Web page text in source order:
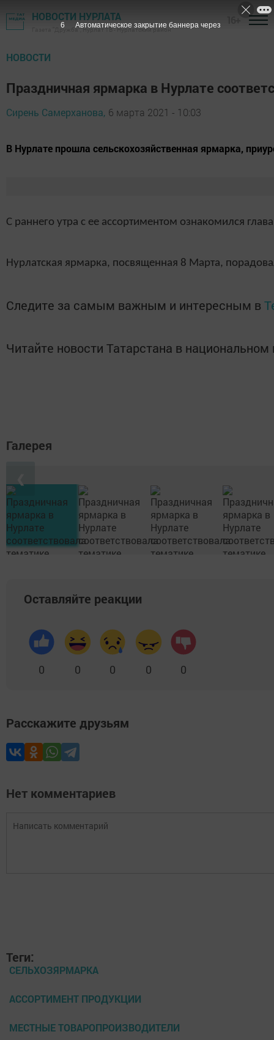
НОВОСТИ НУРЛАТА
Газета "Дружба", Нурлат ТВ - Нурлатский район
НОВОСТИ
Праздничная ярмарка в Нурлате
Сирень Самерханова, 6 марта 2021 - 10:03
​​​​​​​В Нурлате прошла сельскохозяйственная ярмарка,
С раннего утра с ее ассортиментом ознакомился
Нурлатская ярмарка, посвященная 8 Марта,
Следите за самым важным и интересным в
Читайте новости Татарстана в
Галерея
Оставляйте реакции
0 0 0 0 0
Расскажите друзьям
Нет комментариев
Теги:
СЕЛЬХОЗЯРМАРКА
АССОРТИМЕНТ ПРОДУКЦИИ
МЕСТНЫЕ ТОВАРОПРОИЗВОДИТЕЛИ
5 Автоматическое закрытие баннера через